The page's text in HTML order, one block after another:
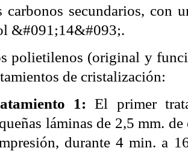
carbonos secundarios, con
&#091;14&#093;.
polietilenos (original y
de cristalización:
1: El primer
láminas de 2,5 mm.
durante 4 min. a